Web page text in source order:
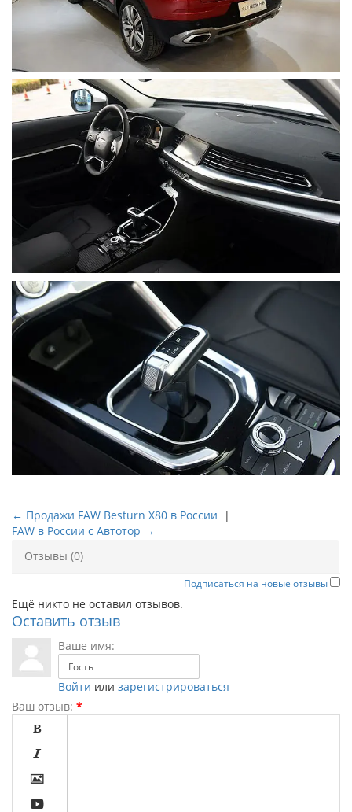
← Продажи FAW Besturn X80 в России |
FAW в России с Автотор →
Отзывы (0)
Подписаться на новые отзывы
Ещё никто не оставил отзывов.
Оставить отзыв
Ваше имя:
Войти или зарегистрироваться
Ваш отзыв: *



